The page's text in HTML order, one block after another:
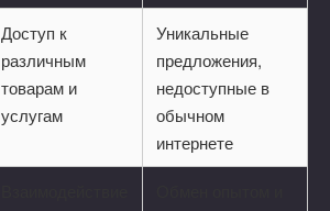
Доступ к
различным
товарам и
услугам
Уникальные
предложения,
недоступные в
обычном
интернете